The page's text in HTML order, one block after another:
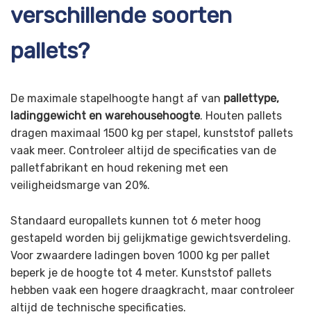
verschillende soorten
pallets?
De maximale stapelhoogte hangt af van pallettype,
ladinggewicht en warehousehoogte. Houten pallets
dragen maximaal 1500 kg per stapel, kunststof pallets
vaak meer. Controleer altijd de specificaties van de
palletfabrikant en houd rekening met een
veiligheidsmarge van 20%.
Standaard europallets kunnen tot 6 meter hoog
gestapeld worden bij gelijkmatige gewichtsverdeling.
Voor zwaardere ladingen boven 1000 kg per pallet
beperk je de hoogte tot 4 meter. Kunststof pallets
hebben vaak een hogere draagkracht, maar controleer
altijd de technische specificaties.